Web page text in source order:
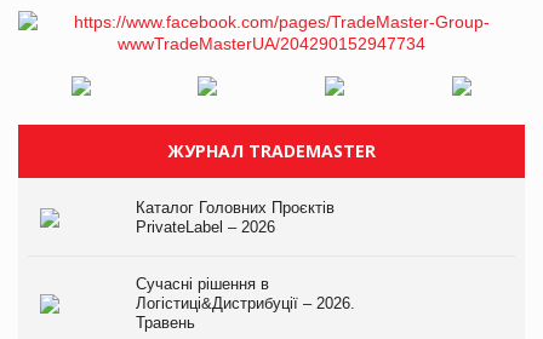
ЖУРНАЛ TRADEMASTER
Каталог Головних Проєктів
PrivateLabel – 2026
Сучасні рішення в
Логістиці&Дистрибуції – 2026.
Травень